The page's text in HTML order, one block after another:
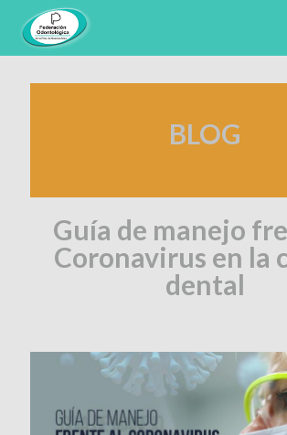
BLOG
Guía de manejo
Coronavirus en la
dental